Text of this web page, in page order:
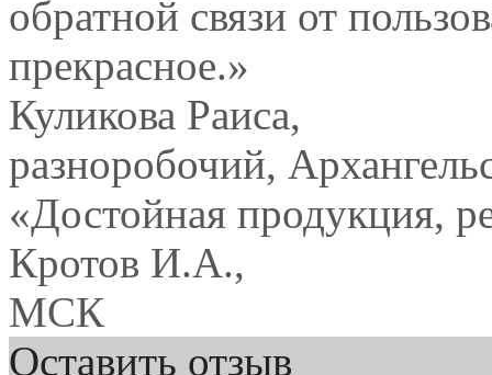
обратной связи от
прекрасное.»
Куликова Раиса,
разноробочий,
«Достойная продукция,
Кротов И.А.,
МСК
Оставить отзыв